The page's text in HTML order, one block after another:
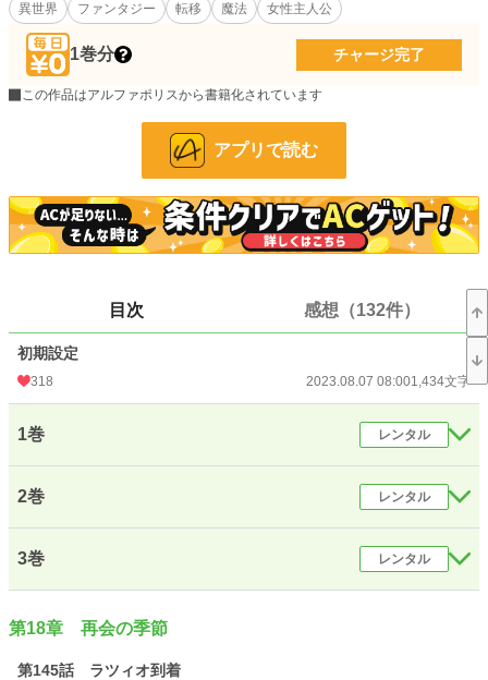
ファンタジー 198 位 / 53,344 件
お気に入り
24h.ポイント 1,166 pt
1,238,048
2025.12.08 00:00
初回公開日時 2023.08.07 08:00
初回完結日時 2024.07.22 01:06
年間ポイント
累計ポイント
異世界
ファンタジー 転移 魔法 女性主人公
1巻分 チャージ完了
この作品はアルファポリスから書籍化されています
アプリで読む
目次 感想（132件）
初期設定
318 2023.08.07 08:001,434文字
1巻 レンタル
2巻 レンタル
3巻 レンタル
第18章 再会の季節
第145話 ラツィオ到着